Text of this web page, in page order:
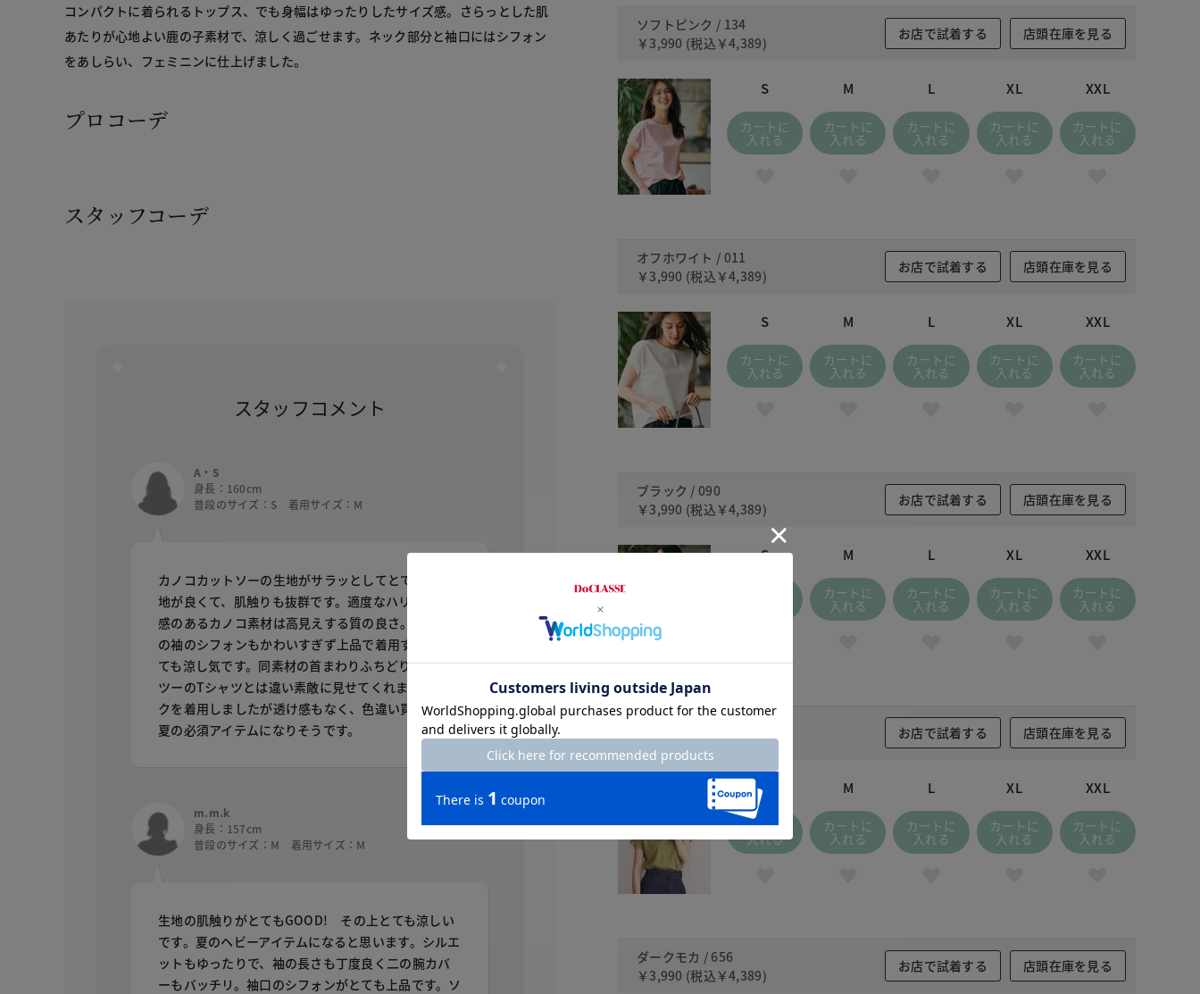
コンパクトに着られるトップス、でも身幅はゆったりしたサイズ感。さらっとした肌
あたりが心地よい鹿の子素材で、涼しく過ごせます。ネック部分と袖口にはシフォン
をあしらい、フェミニンに仕上げました。
プロコーデ
スタッフコーデ
スタッフコメント
A・S
身長：160cm
普段のサイズ：S 着用サイズ：M
カノコカットソーの生地がサラッとしてとても着心
地が良くて、肌触りも抜群です。適度なハリとツヤ
感のあるカノコ素材は高見えする質の良さ。異素材
の袖のシフォンもかわいすぎず上品で着用するとと
ても涼し気です。同素材の首まわりふちどりも、フ
ツーのTシャツとは違い素敵に見せてくれます。ピン
クを着用しましたが透け感もなく、色違い買いして
夏の必須アイテムになりそうです。
m.m.k
身長：157cm
普段のサイズ：M 着用サイズ：M
生地の肌触りがとてもGOOD! その上とても涼しい
です。夏のヘビーアイテムになると思います。シルエ
ットもゆったりで、袖の長さも丁度良く二の腕カバ
ーもバッチリ。袖口のシフォンがとても上品です。ソ
ソフトピンク / 134
￥3,990 (税込 ￥4,389)
お店で試着する 店頭在庫を見る
S
カートに
入れる
M
カートに
入れる
L
カートに
入れる
XL
カートに
入れる
XXL
カートに
入れる
オフホワイト / 011
￥3,990 (税込 ￥4,389)
お店で試着する 店頭在庫を見る
S
カートに
入れる
M
カートに
入れる
L
カートに
入れる
XL
カートに
入れる
XXL
カートに
入れる
ブラック / 090
￥3,990 (税込 ￥4,389)
お店で試着する 店頭在庫を見る
S M
カートに
入れる
L
カートに
入れる
XL
カートに
入れる
XXL
カートに
入れる
￥3,990(税込￥4,389)
お店で試着する 店頭在庫を見る
S
カートに
入れる
M
カートに
入れる
L
カートに
入れる
XL
カートに
入れる
XXL
カートに
入れる
ダークモカ / 656
￥3,990 (税込 ￥4,389)
お店で試着する 店頭在庫を見る